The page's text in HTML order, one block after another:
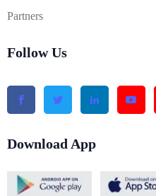
Partners
Follow Us
Download App